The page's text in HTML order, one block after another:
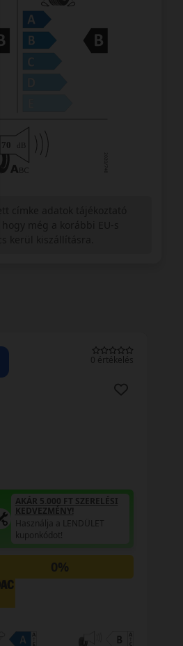
0 értékelés
AKÁR 5.000 FT SZERELÉSI
KEDVEZMÉNY!
Használja a LENDÜLET
kuponkódot!
0%